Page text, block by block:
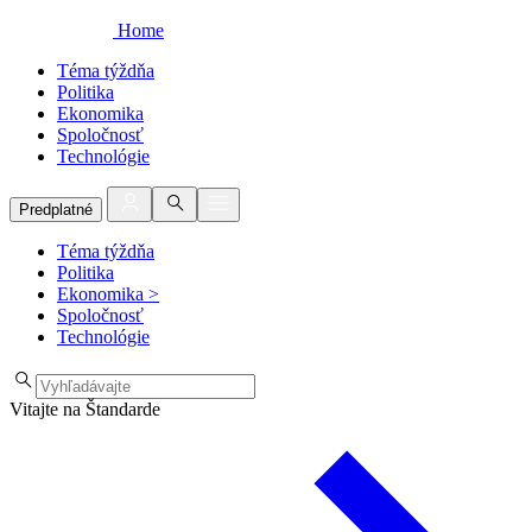
Home
Téma týždňa
Politika
Ekonomika
Spoločnosť
Technológie
Predplatné
Téma týždňa
Politika
Ekonomika >
Spoločnosť
Technológie
Vitajte na Štandarde